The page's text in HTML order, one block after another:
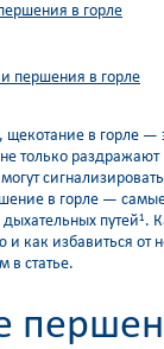
в горле
першения в горле
в горле —
только
в горле —
путей1 .
как избавиться от
в статье.